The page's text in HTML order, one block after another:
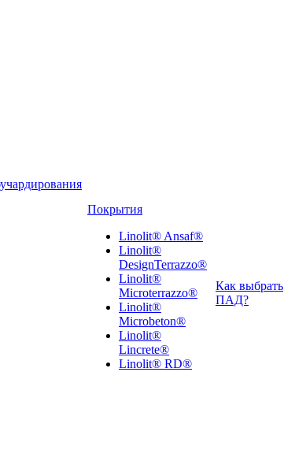
Покрытия
Linolit® Ansaf®
Linolit®
DesignTerrazzo®
Linolit®
Microterrazzo®
Linolit®
Microbeton®
Linolit®
Lincrete®
Linolit® RD®
Как выбрать
ПАД?